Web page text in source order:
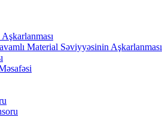
Material Səviyyəsinin Aşkarlanması